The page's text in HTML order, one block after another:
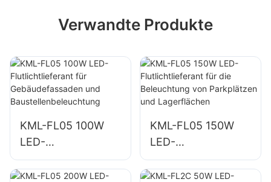
Verwandte Produkte
KML-FL05 100W
LED-
Flutlichtlieferant für
Gebäudefassaden
KML-FL05 150W
LED-
Flutlichtlieferant für
die Beleuchtung